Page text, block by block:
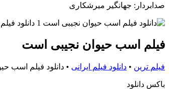
صدابردار: جهانگیر میرشکاری
فیلم اسب حیوان نجیبی است
فیلم ترین • دانلود فیلم ایرانی • دانلود فیلم اسب
باکس دانلود